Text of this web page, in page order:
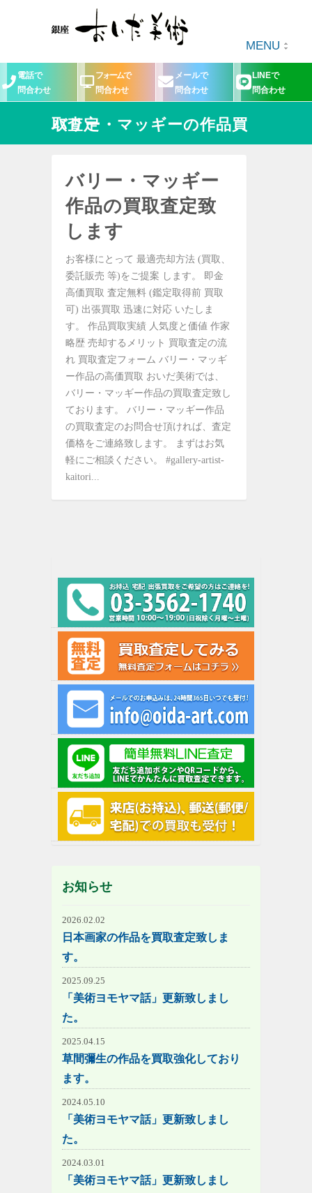
MENU
電話で
問合わせ
フォームで
問合わせ
メールで
問合わせ
LINEで
問合わせ
バリー・マッギーの作品買取査定
バリー・マッギー
作品の買取査定致
します
お客様にとって 最適売却方法 (買取、
委託販売 等)をご提案 します。 即金
高価買取 査定無料 (鑑定取得前 買取
可) 出張買取 迅速に対応 いたしま
す。 作品買取実績 人気度と価値 作家
略歴 売却するメリット 買取査定の流
れ 買取査定フォーム バリー・マッギ
ー作品の高価買取 おいだ美術では、
バリー・マッギー作品の買取査定致し
ております。 バリー・マッギー作品
の買取査定のお問合せ頂ければ、査定
価格をご連絡致します。 まずはお気
軽にご相談ください。 #gallery-artist-
kaitori...
お知らせ
2026.02.02
日本画家の作品を買取査定致しま
す。
2025.09.25
「美術ヨモヤマ話」更新致しまし
た。
2025.04.15
草間彌生の作品を買取強化しており
ます。
2024.05.10
「美術ヨモヤマ話」更新致しまし
た。
2024.03.01
「美術ヨモヤマ話」更新致しまし